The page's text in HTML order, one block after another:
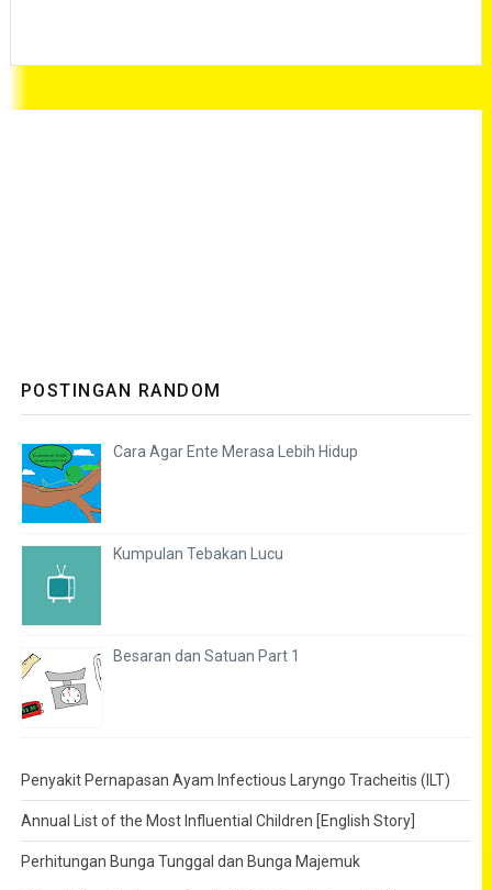
POSTINGAN RANDOM
Cara Agar Ente Merasa Lebih Hidup
Kumpulan Tebakan Lucu
Besaran dan Satuan Part 1
Penyakit Pernapasan Ayam Infectious Laryngo Tracheitis (ILT)
Annual List of the Most Influential Children [English Story]
Perhitungan Bunga Tunggal dan Bunga Majemuk